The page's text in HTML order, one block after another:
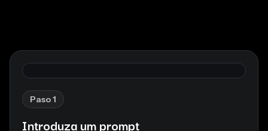
Paso 1
Introduza um prompt